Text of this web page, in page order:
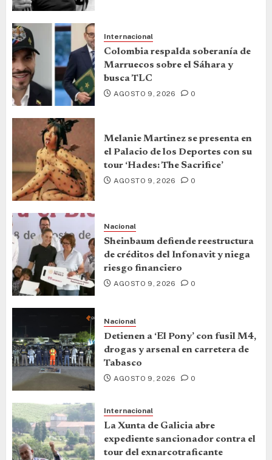
Internacional
Colombia respalda soberanía de
Marruecos sobre el Sáhara y
busca TLC
AGOSTO 9, 2026 0
Melanie Martinez se presenta en
el Palacio de los Deportes con su
tour ‘Hades: The Sacrifice’
AGOSTO 9, 2026 0
Nacional
Sheinbaum defiende reestructura
de créditos del Infonavit y niega
riesgo financiero
AGOSTO 9, 2026 0
Nacional
Detienen a ‘El Pony’ con fusil M4,
drogas y arsenal en carretera de
Tabasco
AGOSTO 9, 2026 0
Internacional
La Xunta de Galicia abre
expediente sancionador contra el
tour del exnarcotraficante